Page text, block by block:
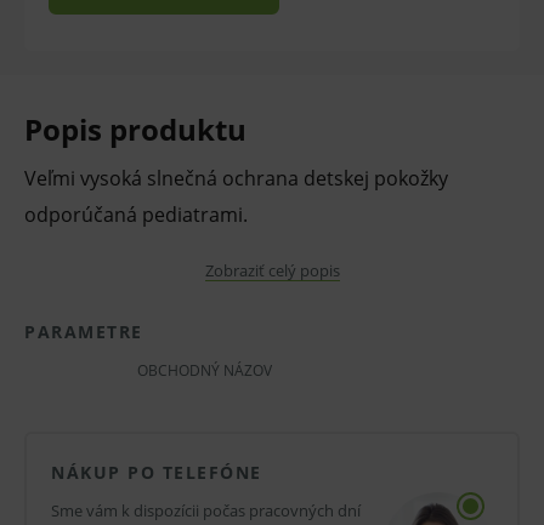
Popis produktu
Veľmi vysoká slnečná ochrana detskej pokožky
odporúčaná pediatrami.
Vlastnosti a výhody:
na tvár & telo
Zobraziť celý popis
PARAMETRE
OBCHODNÝ NÁZOV
NÁKUP PO TELEFÓNE
Sme vám k dispozícii počas pracovných dní